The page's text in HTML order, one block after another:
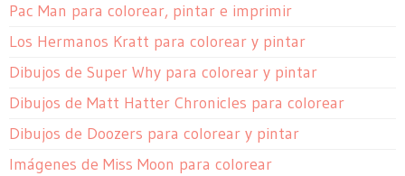
Pac Man para colorear, pintar e imprimir
Los Hermanos Kratt para colorear y pintar
Dibujos de Super Why para colorear y pintar
Dibujos de Matt Hatter Chronicles para colorear
Dibujos de Doozers para colorear y pintar
Imágenes de Miss Moon para colorear